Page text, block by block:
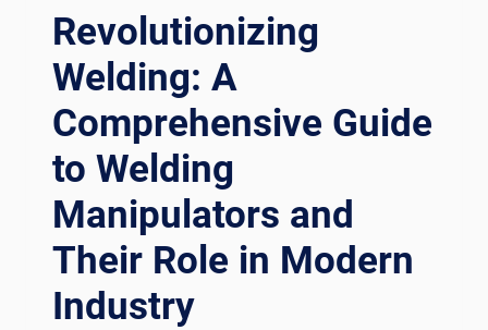
Revolutionizing
Welding: A
Comprehensive Guide
to Welding
Manipulators and
Their Role in Modern
Industry